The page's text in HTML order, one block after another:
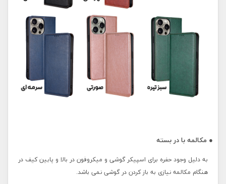
● مکالمه با در بسته
به دلیل وجود حفره برای اسپیکر گوشی و میکروفون در بالا و پایین کیف در
هنگام مکالمه نیازی به باز کردن در گوشی نمی باشد.